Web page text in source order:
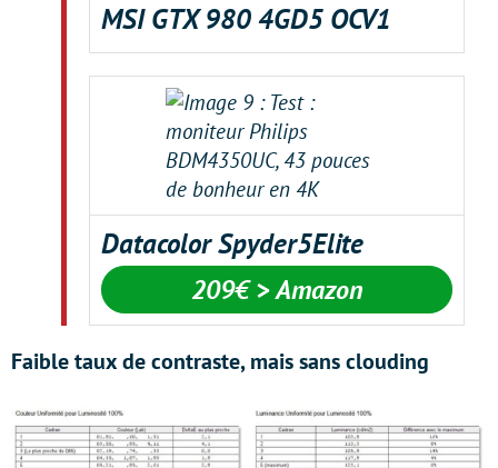
MSI GTX 980 4GD5 OCV1
Datacolor Spyder5Elite
209€ > Amazon
Faible taux de contraste, mais sans clouding